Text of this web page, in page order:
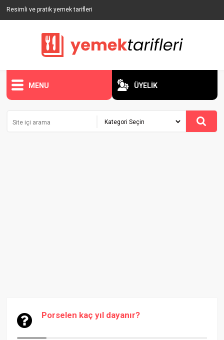
Resimli ve pratik yemek tarifleri
MENU ÜYELİK
Porselen kaç yıl dayanır?